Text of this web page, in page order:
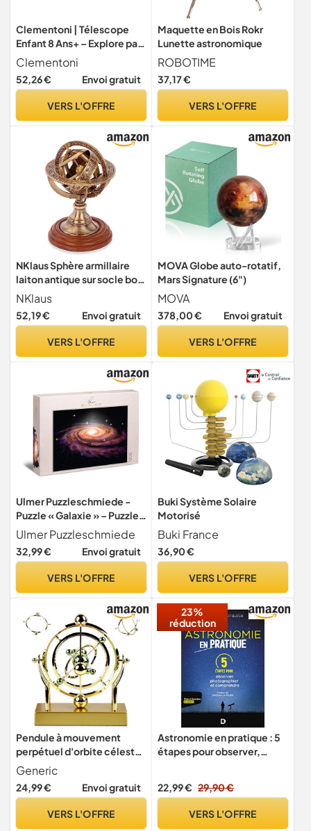
Clementoni | Télescope
Enfant 8 Ans+ – Explore par-
Delà l’Horizon |
Grossissement 300× |
Trépied Réglable 130 cm |
| Jeu Éducatif Astronomie |
Clementoni
52,26 € Envoi gratuit
VERS L'OFFRE
Maquette en Bois Rokr
Lunette astronomique
ROBOTIME
37,17 €
VERS L'OFFRE
NKlaus Sphère armillaire
laiton antique sur socle bois
14x8cm Globe armillaire
astronomique 14638
NKlaus
52,19 € Envoi gratuit
VERS L'OFFRE
MOVA Globe auto-rotatif,
Mars Signature (6")
MOVA
378,00 € Envoi gratuit
VERS L'OFFRE
Ulmer Puzzleschmiede -
Puzzle « Galaxie » – Puzzle
1000 pièces dans l'espace
et l'univers – Spéculaire en
Spirale comme Illustration
Astronomie, Galaxy, Deep
Ulmer Puzzleschmiede
32,99 € Envoi gratuit
VERS L'OFFRE
Buki Système Solaire
Motorisé
Buki France
36,90 €
VERS L'OFFRE
Pendule à mouvement
perpétuel d'orbite céleste,
machine à mouvement
perpétuel, art cinétique,
orbite céleste à
modèle de décoration de
Generic
24,99 € Envoi gratuit
VERS L'OFFRE
23%
réduction
Astronomie en pratique : 5
étapes pour observer,
22,99 € 29,90 €
VERS L'OFFRE